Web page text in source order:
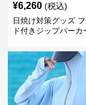
¥6,260 (税込)
日焼け対策グッズ
ド付きジップパー